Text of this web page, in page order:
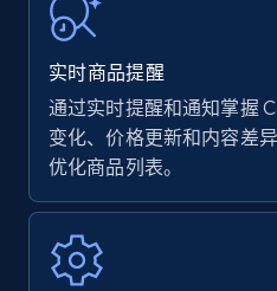
URL, Product name,
rating object, Product
Author name, Asin, and
7.4K+ 870+
Walmart - products
实时商品提醒
通过实时提醒和通知掌握
变化、价格更新和内容差
优化商品列表。